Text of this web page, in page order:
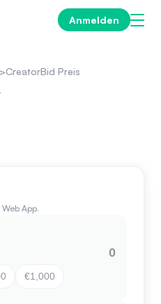
Anmelden
CreatorBid Preis
App.
€1,000